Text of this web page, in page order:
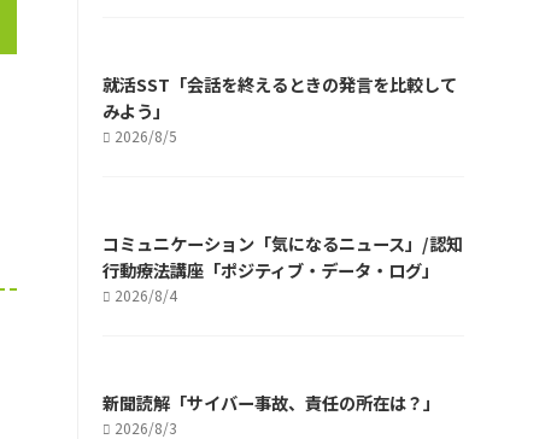
就活SST「会話を終えるときの発言を比較して
みよう」
2026/8/5
コミュニケーション「気になるニュース」/認知
行動療法講座「ポジティブ・データ・ログ」
2026/8/4
新聞読解「サイバー事故、責任の所在は？」
2026/8/3